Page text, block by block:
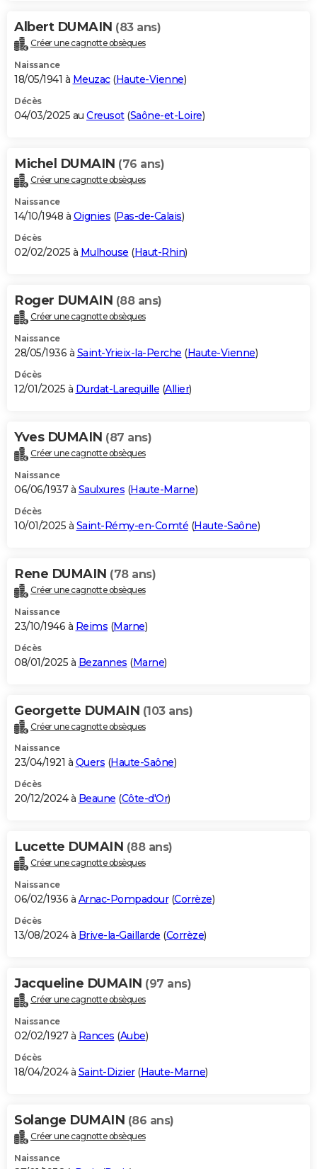
Albert DUMAIN (83 ans)
Créer une cagnotte obsèques
Naissance
18/05/1941 à Meuzac(Haute-Vienne)
Décès
04/03/2025 au Creusot(Saône-et-Loire)
Michel DUMAIN (76 ans)
Créer une cagnotte obsèques
Naissance
14/10/1948 à Oignies (Pas-de-Calais)
Décès
02/02/2025 à Mulhouse (Haut-Rhin)
Roger DUMAIN (88 ans)
Créer une cagnotte obsèques
Naissance
28/05/1936 à Saint-Yrieix-la-Perche (Haute-Vienne)
Décès
12/01/2025 à Durdat-Larequille (Allier)
Yves DUMAIN (87 ans)
Créer une cagnotte obsèques
Naissance
06/06/1937 à Saulxures (Haute-Marne)
Décès
10/01/2025 à Saint-Rémy-en-Comté (Haute-Saône)
Rene DUMAIN (78 ans)
Créer une cagnotte obsèques
Naissance
23/10/1946 à Reims (Marne)
Décès
08/01/2025 à Bezannes (Marne)
Georgette DUMAIN (103 ans)
Créer une cagnotte obsèques
Naissance
23/04/1921 à Quers (Haute-Saône)
Décès
20/12/2024 à Beaune (Côte-d'Or)
Lucette DUMAIN (88 ans)
Créer une cagnotte obsèques
Naissance
06/02/1936 à Arnac-Pompadour(Corrèze)
Décès
13/08/2024 à Brive-la-Gaillarde (Corrèze)
Jacqueline DUMAIN (97 ans)
Créer une cagnotte obsèques
Naissance
02/02/1927 à Rances (Aube)
Décès
18/04/2024 à Saint-Dizier(Haute-Marne)
Solange DUMAIN (86 ans)
Créer une cagnotte obsèques
Naissance